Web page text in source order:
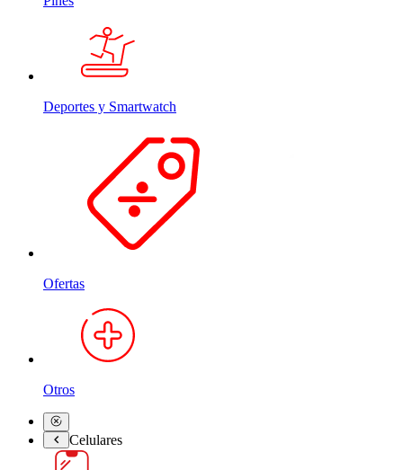
Deportes y Smartwatch
Ofertas
Otros
Celulares